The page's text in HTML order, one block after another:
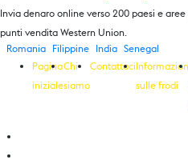
Invia denaro online verso 200 paesi e
punti vendita Western Union.
Romania
Filippine India
Senegal
Pagina
iniziale
Chi
siamo
Contattaci
sulle frodi